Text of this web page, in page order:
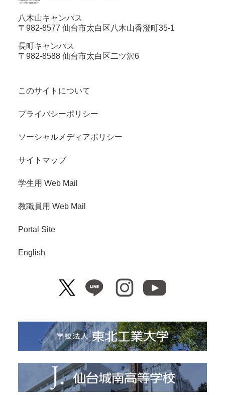
八木山キャンパス
〒982-8577 仙台市太白区八木山香澄町35-1
長町キャンパス
〒982-8588 仙台市太白区二ツ沢6
このサイトについて
プライバシーポリシー
ソーシャルメディアポリシー
サイトマップ
学生用 Web Mail
教職員用 Web Mail
Portal Site
English